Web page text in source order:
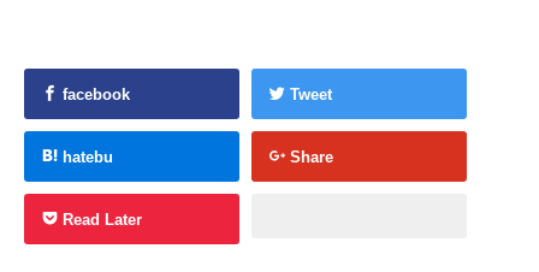
facebook Tweet
hatebu Share
Read Later